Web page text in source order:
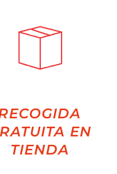
EN
TIENDA